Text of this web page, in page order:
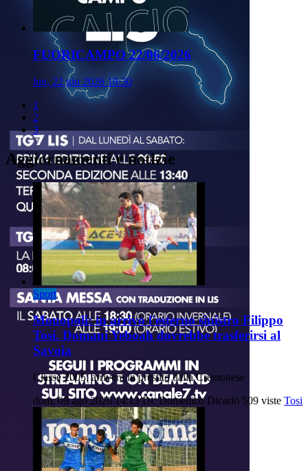
FUORICAMPO 22/06/2026
lun, 22 giu 2026 18:30
1
2
3
Aggiornamenti e notizie
Sport
Monopoli: in arrivo l'esterno sinistro Filippo
Tosi. Domani Yeboah dovrebbe trasferirsi al
Savoia
Classe 2005, arriverà in prestito dalla Cremonese
dom, 09 ago 2026 14:13 Di: Domenico Dicarlo 509 viste Tosi